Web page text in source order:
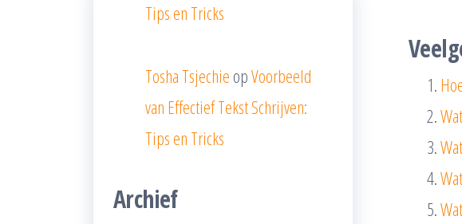
Tips en Tricks
Tosha Tsjechie opVoorbeeld
van Effectief Tekst Schrijven:
Tips en Tricks
Archief